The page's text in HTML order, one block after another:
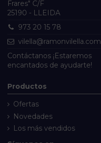
Frares" C/F
25190 - LLEIDA
973 20 15 78
vilella@ramonvilella.com
Contáctanos ¡Estaremos
encantados de ayudarte!
Productos
Ofertas
Novedades
Los más vendidos